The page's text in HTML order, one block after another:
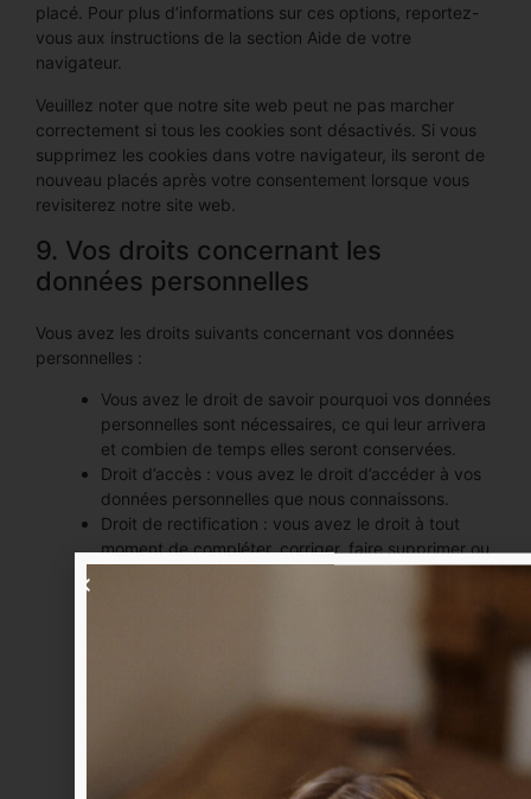
placé. Pour plus d’informations sur ces options, reportez-
vous aux instructions de la section Aide de votre
navigateur.
Veuillez noter que notre site web peut ne pas marcher
correctement si tous les cookies sont désactivés. Si vous
supprimez les cookies dans votre navigateur, ils seront de
nouveau placés après votre consentement lorsque vous
revisiterez notre site web.
9. Vos droits concernant les
données personnelles
Vous avez les droits suivants concernant vos données
personnelles :
Vous avez le droit de savoir pourquoi vos données
personnelles sont nécessaires, ce qui leur arrivera
et combien de temps elles seront conservées.
Droit d’accès : vous avez le droit d’accéder à vos
données personnelles que nous connaissons.
Droit de rectification : vous avez le droit à tout
moment de compléter, corriger, faire supprimer ou
révoquer ce consentement et de faire supprimer
Droit de transférer vos données : vous avez le
droit de demander toutes vos données
personnelles au responsable du traitement et de
les transférer dans leur intégralité à un autre